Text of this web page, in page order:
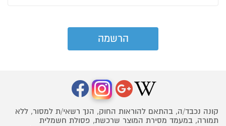
קונה נכבד/ה, בהתאם להוראות החוק, הנך רשאי/ת למסור, ללא
תמורה, במעמד מסירת המוצר שרכשת, פסולת חשמלית